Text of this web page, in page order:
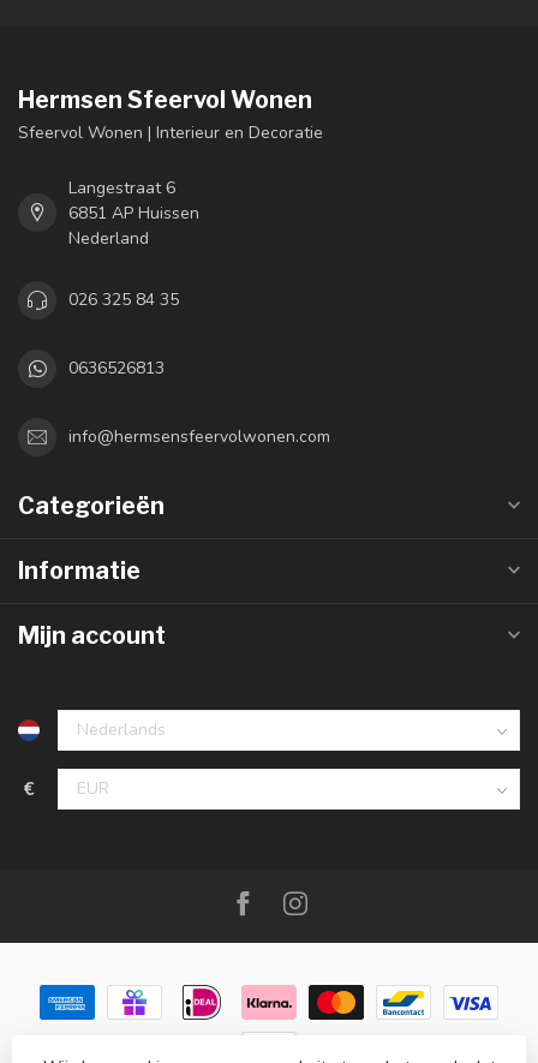
Hermsen Sfeervol Wonen
Sfeervol Wonen | Interieur en Decoratie
Langestraat 6
6851 AP Huissen
Nederland
026 325 84 35
0636526813
info@hermsensfeervolwonen.com
Categorieën
Informatie
Mijn account
€